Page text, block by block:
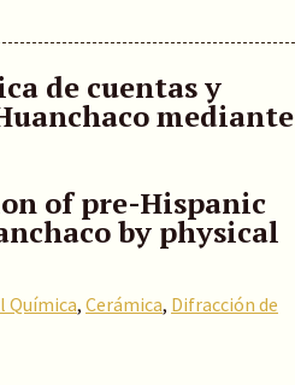
de cuentas y
mediante
of pre-Hispanic
by physical
Química, Cerámica, Difracción de